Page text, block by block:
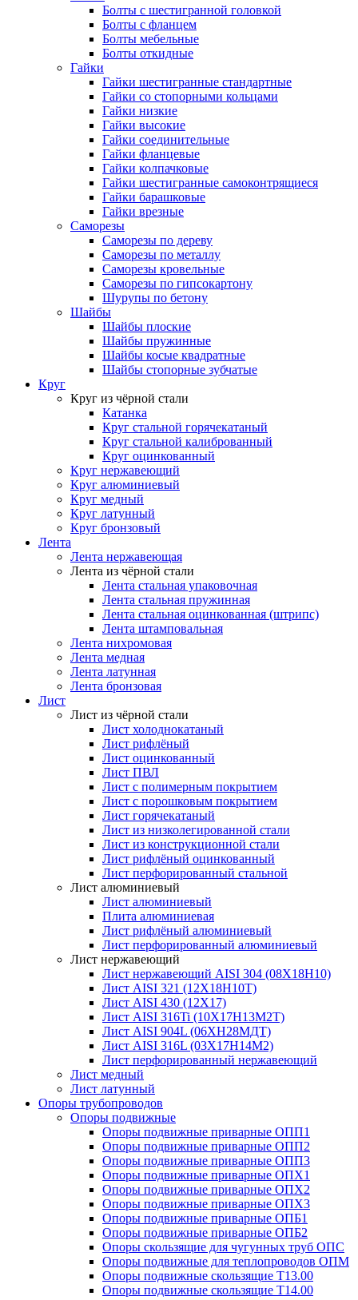
Болты с шестигранной головкой
Болты с фланцем
Болты мебельные
Болты откидные
Гайки
Гайки шестигранные стандартные
Гайки со стопорными кольцами
Гайки низкие
Гайки высокие
Гайки соединительные
Гайки фланцевые
Гайки колпачковые
Гайки шестигранные самоконтрящиеся
Гайки барашковые
Гайки врезные
Саморезы
Саморезы по дереву
Саморезы по металлу
Саморезы кровельные
Саморезы по гипсокартону
Шурупы по бетону
Шайбы
Шайбы плоские
Шайбы пружинные
Шайбы косые квадратные
Шайбы стопорные зубчатые
Круг
Круг из чёрной стали
Катанка
Круг стальной горячекатаный
Круг стальной калиброванный
Круг оцинкованный
Круг нержавеющий
Круг алюминиевый
Круг медный
Круг латунный
Круг бронзовый
Лента
Лента нержавеющая
Лента из чёрной стали
Лента стальная упаковочная
Лента стальная пружинная
Лента стальная оцинкованная (штрипс)
Лента штамповальная
Лента нихромовая
Лента медная
Лента латунная
Лента бронзовая
Лист
Лист из чёрной стали
Лист холоднокатаный
Лист рифлёный
Лист оцинкованный
Лист ПВЛ
Лист с полимерным покрытием
Лист с порошковым покрытием
Лист горячекатаный
Лист из низколегированной стали
Лист из конструкционной стали
Лист рифлёный оцинкованный
Лист перфорированный стальной
Лист алюминиевый
Лист алюминиевый
Плита алюминиевая
Лист рифлёный алюминиевый
Лист перфорированный алюминиевый
Лист нержавеющий
Лист нержавеющий AISI 304 (08Х18Н10)
Лист AISI 321 (12Х18Н10Т)
Лист AISI 430 (12Х17)
Лист AISI 316Ti (10Х17Н13М2Т)
Лист AISI 904L (06ХН28МДТ)
Лист AISI 316L (03Х17Н14М2)
Лист перфорированный нержавеющий
Лист медный
Лист латунный
Опоры трубопроводов
Опоры подвижные
Опоры подвижные приварные ОПП1
Опоры подвижные приварные ОПП2
Опоры подвижные приварные ОПП3
Опоры подвижные приварные ОПХ1
Опоры подвижные приварные ОПХ2
Опоры подвижные приварные ОПХ3
Опоры подвижные приварные ОПБ1
Опоры подвижные приварные ОПБ2
Опоры скользящие для чугунных труб ОПС
Опоры подвижные для теплопроводов ОПМ
Опоры подвижные скользящие Т13.00
Опоры подвижные скользящие Т14.00